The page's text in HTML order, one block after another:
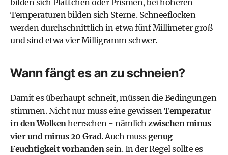
bilden sich Plättchen oder Prismen, bei höheren
Temperaturen bilden sich Sterne. Schneeflocken
werden durchschnittlich in etwa fünf Millimeter groß
und sind etwa vier Milligramm schwer.
Wann fängt es an zu schneien?
Damit es überhaupt schneit, müssen die Bedingungen
stimmen. Nicht nur muss eine gewissenTemperatur
in den Wolkenherrschen - nämlich zwischen minus
vier und minus 20 Grad. Auch mussgenug
Feuchtigkeit vorhandensein. In der Regel sollte es